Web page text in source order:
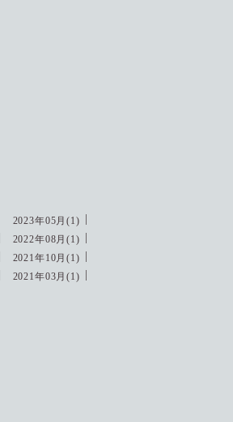
2023年05月(1)
2022年08月(1)
2021年10月(1)
2021年03月(1)